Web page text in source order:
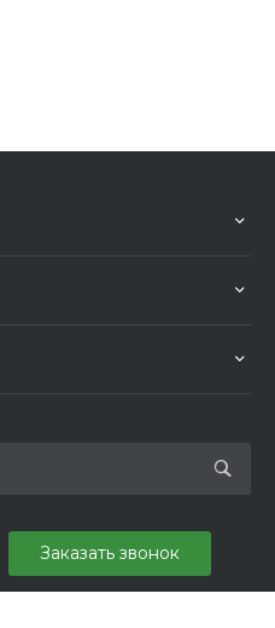
Заказать звонок